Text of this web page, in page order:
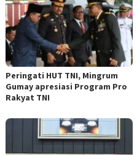
Peringati HUT TNI, Mingrum
Gumay apresiasi Program Pro
Rakyat TNI